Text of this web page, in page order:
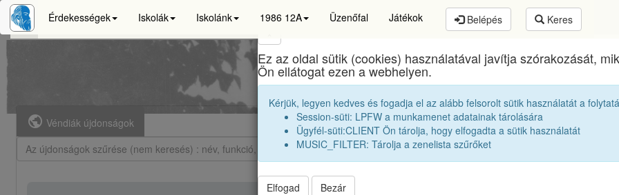
Érdekességek Iskolák Iskolánk 1986 12A Üzenőfal Játékok Belépés Keres
Brassai Sámuel Líceumegykori diákjai 1986 12A
public Véndiák újdonságok
Ez az oldal sütik (cookies) használatával javítja szórakozását,
Ön ellátogat ezen a webhelyen.
Kérjük, legyen kedves és fogadja el az alább felsorolt sütik használatát a
Session-süti: LPFW a munkamenet adatainak tárolására
Ügyfél-süti:CLIENT Ön tárolja, hogy elfogadta a sütik használatát
MUSIC_FILTER: Tárolja a zenelista szűrőket
Elfogad Bezár